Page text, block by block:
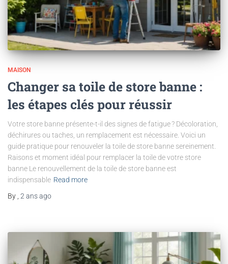
MAISON
Changer sa toile de store banne :
les étapes clés pour réussir
Votre store banne présente-t-il des signes de fatigue ? Décoloration,
déchirures ou taches, un remplacement est nécessaire. Voici un
guide pratique pour renouveler la toile de store banne sereinement.
Raisons et moment idéal pour remplacer la toile de votre store
banne Le renouvellement de la toile de store banne est
indispensable Read more
By 2 ansago